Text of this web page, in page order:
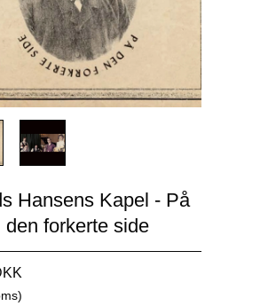
Hansens Kapel - På
den forkerte side